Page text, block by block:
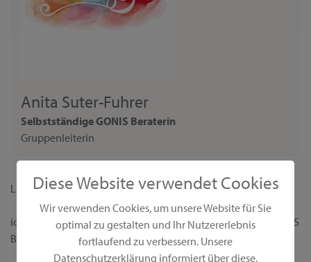
Diese Website verwendet Cookies
Wir verwenden Cookies, um unsere Website für Sie
optimal zu gestalten und Ihr Nutzererlebnis
fortlaufend zu verbessern. Unsere
Datenschutzerklärung informiert über diese.
Anita Suter-Fuhrer
Selbstständige GONIS Beraterin
Gruppenleiterin
Liebe Interessentin,
ich begrüße dich ganz herzlich auf meiner persönlichen GONIS
Beraterseite!